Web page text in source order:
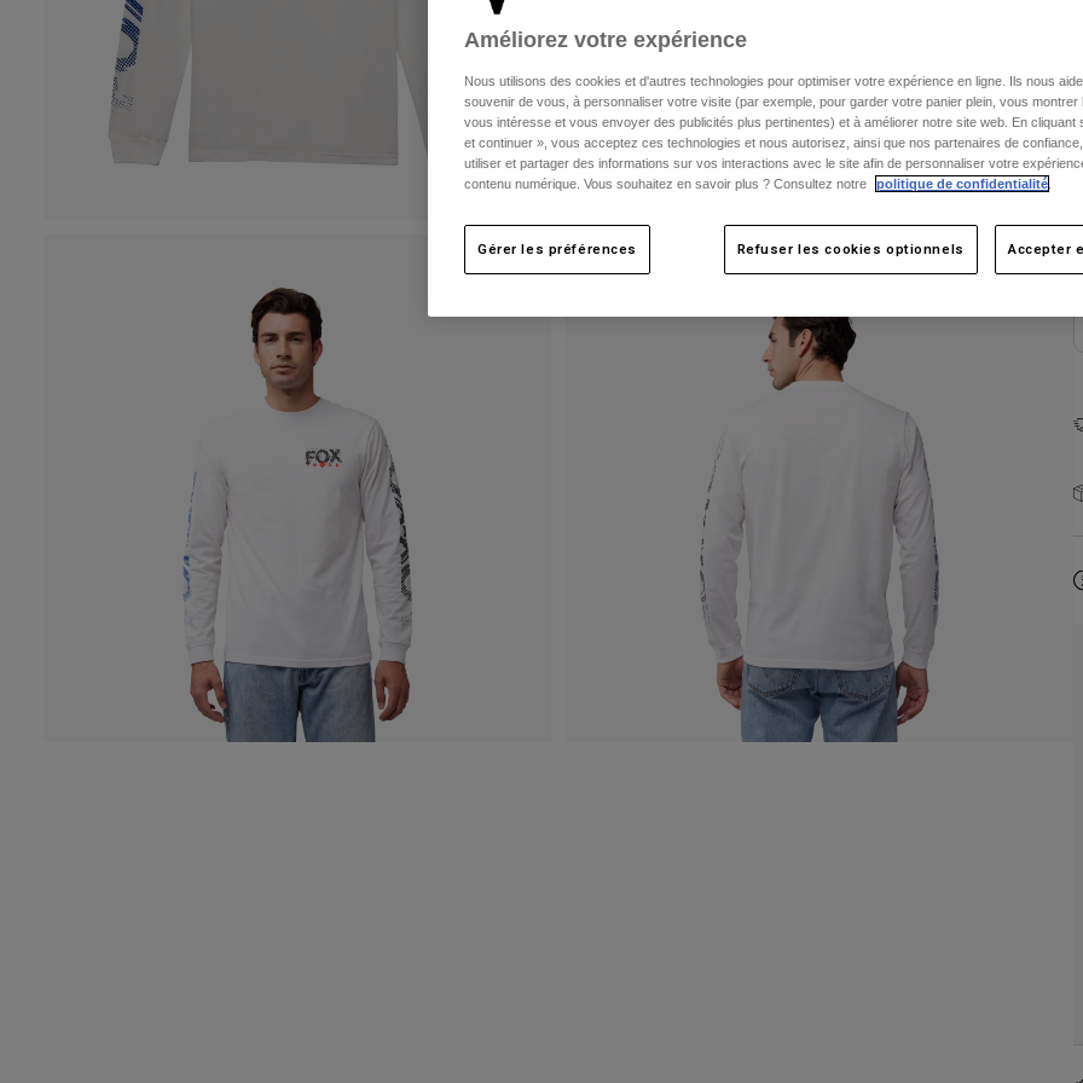
Améliorez votre expérience
Nous utilisons des cookies et d'autres technologies pour optimiser votre expérience en ligne. Ils nous
souvenir de vous, à personnaliser votre visite (par exemple, pour garder votre panier plein, vous montrer
vous intéresse et vous envoyer des publicités plus pertinentes) et à améliorer notre site web. En cliquant
et continuer », vous acceptez ces technologies et nous autorisez, ainsi que nos partenaires de confiance,
utiliser et partager des informations sur vos interactions avec le site afin de personnaliser votre
contenu numérique. Vous souhaitez en savoir plus ? Consultez notre
politique de confidentialité
Gérer les préférences Refuser les cookies optionnels Accepter